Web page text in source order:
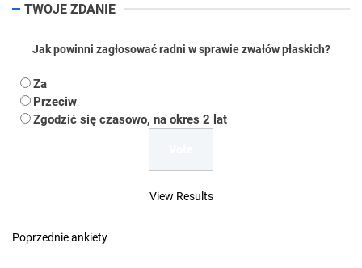
TWOJE ZDANIE
Jak powinni zagłosować radni w sprawie zwałów płaskich?
Za
Przeciw
Zgodzić się czasowo, na okres 2 lat
View Results
Poprzednie ankiety